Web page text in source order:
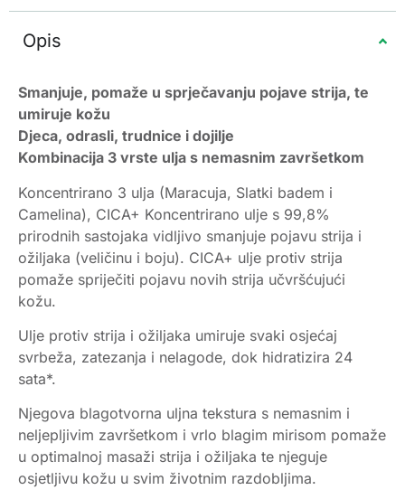
Opis
Smanjuje, pomaže u sprječavanju pojave strija, te
umiruje kožu
Djeca, odrasli, trudnice i dojilje
Kombinacija 3 vrste ulja s nemasnim završetkom
Koncentrirano 3 ulja (Maracuja, Slatki badem i
Camelina), CICA+ Koncentrirano ulje s 99,8%
prirodnih sastojaka vidljivo smanjuje pojavu strija i
ožiljaka (veličinu i boju). CICA+ ulje protiv strija
pomaže spriječiti pojavu novih strija učvršćujući
kožu.
Ulje protiv strija i ožiljaka umiruje svaki osjećaj
svrbeža, zatezanja i nelagode, dok hidratizira 24
sata*.
Njegova blagotvorna uljna tekstura s nemasnim i
neljepljivim završetkom i vrlo blagim mirisom pomaže
u optimalnoj masaži strija i ožiljaka te njeguje
osjetljivu kožu u svim životnim razdobljima.